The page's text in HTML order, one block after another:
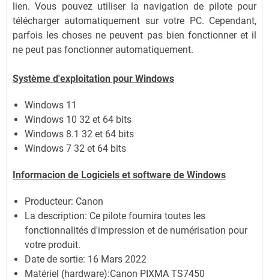
lien.Vous pouvez utiliser la navigation de pilote pour
télécharger automatiquement sur votre PC. Cependant,
parfois les choses ne peuvent pas bien fonctionner et il
ne peut pas fonctionner automatiquement.
Système d'exploitation pour Windows
Windows 11
Windows 10 32 et 64 bits
Windows 8.1 32 et 64 bits
Windows 7 32 et 64 bits
Informacion de Logiciels et software de Windows
Producteur: Canon
La description: Ce pilote fournira toutes les
fonctionnalités d'impression et de numérisation pour
votre produit.
Date de sortie: 16 Mars 2022
Matériel (hardware):Canon PIXMA TS7450